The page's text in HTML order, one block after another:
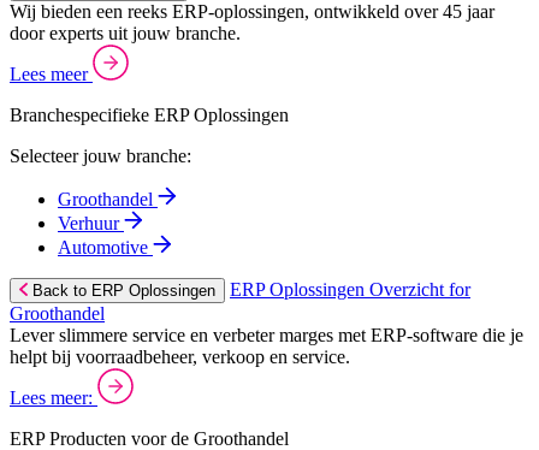
Wij bieden een reeks ERP-oplossingen, ontwikkeld over 45 jaar
door experts uit jouw branche.
Lees meer
Branchespecifieke ERP Oplossingen
Selecteer jouw branche:
Groothandel
Verhuur
Automotive
Back to ERP Oplossingen
ERP Oplossingen Overzicht for
Groothandel
Lever slimmere service en verbeter marges met ERP-software die je
helpt bij voorraadbeheer, verkoop en service.
Lees meer:
ERP Producten voor de Groothandel